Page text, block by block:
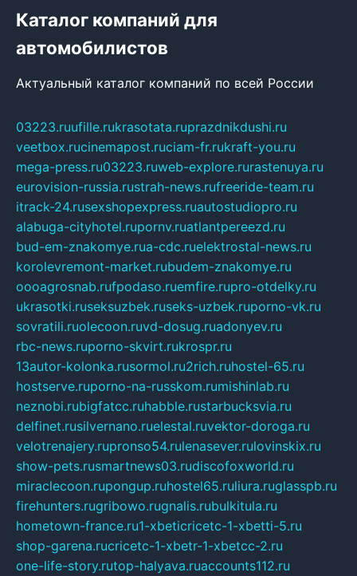
Каталог компаний для
автомобилистов
Актуальный каталог компаний по всей России
03223.ruufille.rukrasotata.ruprazdnikdushi.ru
veetbox.rucinemapost.ruciam-fr.rukraft-you.ru
mega-press.ru03223.ruweb-explore.rurastenuya.ru
eurovision-russia.rustrah-news.rufreeride-team.ru
itrack-24.rusexshopexpress.ruautostudiopro.ru
alabuga-cityhotel.rupornv.ruatlantpereezd.ru
bud-em-znakomye.rua-cdc.ruelektrostal-news.ru
korolevremont-market.rubudem-znakomye.ru
oooagrosnab.rufpodaso.ruemfire.rupro-otdelky.ru
ukrasotki.ruseksuzbek.ruseks-uzbek.ruporno-vk.ru
sovratili.ruolecoon.ruvd-dosug.ruadonyev.ru
rbc-news.ruporno-skvirt.rukrospr.ru
13autor-kolonka.rusormol.ru2rich.ruhostel-65.ru
hostserve.ruporno-na-russkom.rumishinlab.ru
neznobi.rubigfatcc.ruhabble.rustarbucksvia.ru
delfinet.rusilvernano.ruelestal.ruvektor-doroga.ru
velotrenajery.rupronso54.rulenasever.rulovinskix.ru
show-pets.rusmartnews03.rudiscofoxworld.ru
miraclecoon.rupongup.ruhostel65.ruliura.ruglasspb.ru
firehunters.rugribowo.rugnalis.rubulkitula.ru
hometown-france.ru1-xbeticricetc-1-xbetti-5.ru
shop-garena.rucricetc-1-xbetr-1-xbetcc-2.ru
one-life-story.rutop-halyava.ruaccounts112.ru